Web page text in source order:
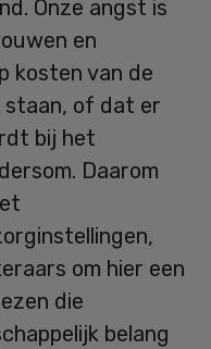
Onze angst is
en
kosten van de
staan, of dat er
bij het
Daarom
om hier een
die
belang